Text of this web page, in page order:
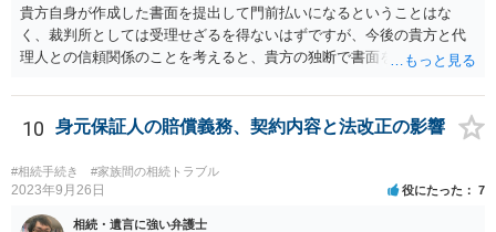
貴方自身が作成した書面を提出して門前払いになるということはな
く、裁判所としては受理せざるを得ないはずですが、今後の貴方と代
理人との信頼関係のことを考えると、貴方の独断で書面を提出したり
士が主張書面の提出を渋っているようですが、弁護士として提出の実
益がないと考えている可能性もあると思いますので、そのあたりも含
めて、弁護士見解を確認等するためによく打ち合わせた方がよいと思
います。単に面倒臭いということで書面提出をしないということであ
れば、当該弁護士との委任関係を修了した上で、貴方のほうで書面提
出することを検討なさった方がよいでしょう。
10 身元保証人の賠償義務、契約内容と法改正の影響
#相続手続き #家族間の相続トラブル
2023年9月26日 役にたった 7
相続・遺言に強い弁護士